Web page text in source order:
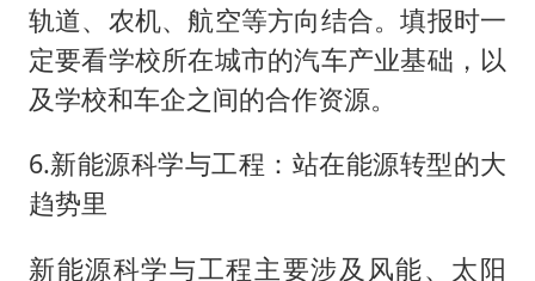
轨道、农机、航空等方向结合。填报时一
定要看学校所在城市的汽车产业基础，以
及学校和车企之间的合作资源。
6.新能源科学与工程：站在能源转型的大
趋势里
新能源科学与工程主要涉及风能、太阳